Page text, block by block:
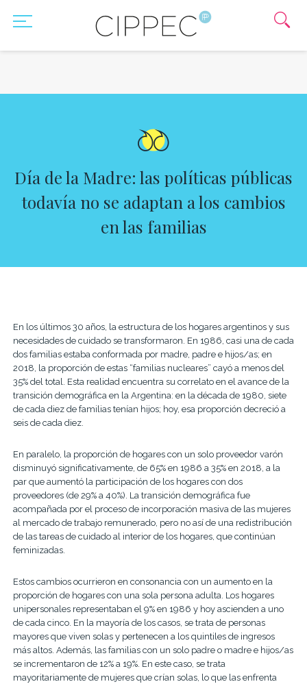
Día de la Madre: las políticas públicas
todavía no se adaptan a los cambios
en las familias
En los últimos 30 años, la estructura de los hogares argentinos y sus
necesidades de cuidado se transformaron. En 1986, casi una de cada
dos familias estaba conformada por madre, padre e hijos/as; en
2018, la proporción de estas “familias nucleares” cayó a menos del
35% del total. Esta realidad encuentra su correlato en el avance de la
transición demográfica en la Argentina: en la década de 1980, siete
de cada diez de familias tenían hijos; hoy, esa proporción decreció a
seis de cada diez.
En paralelo, la proporción de hogares con un solo proveedor varón
disminuyó significativamente, de 65% en 1986 a 35% en 2018, a la
par que aumentó la participación de los hogares con dos
proveedores (de 29% a 40%). La transición demográfica fue
acompañada por el proceso de incorporación masiva de las mujeres
al mercado de trabajo remunerado, pero no así de una redistribución
de las tareas de cuidado al interior de los hogares, que continúan
feminizadas.
Estos cambios ocurrieron en consonancia con un aumento en la
proporción de hogares con una sola persona adulta. Los hogares
unipersonales representaban el 9% en 1986 y hoy ascienden a uno
de cada cinco. En la mayoría de los casos, se trata de personas
mayores que viven solas y pertenecen a los quintiles de ingresos
más altos. Además, las familias con un solo padre o madre e hijos/as
se incrementaron de 12% a 19%. En este caso, se trata
mayoritariamente de mujeres que crían solas, lo que las enfrenta